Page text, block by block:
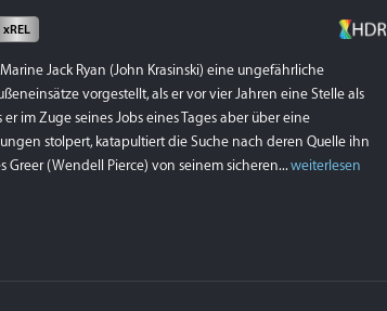
xREL
Jack Ryan (John Krasinski) eine ungefährliche
vorgestellt, als er vor vier Jahren eine Stelle als
im Zuge seines Jobs eines Tages aber über eine
stolpert, katapultiert die Suche nach deren Quelle ihn
Greer (Wendell Pierce) von seinem sicheren... weiterlesen